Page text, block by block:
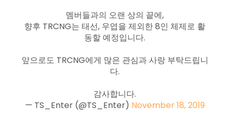
멤버들과의 오랜 상의 끝에,
향후 TRCNG는 태선, 우엽을 제외한 8인 체제로 활
동할 예정입니다.
앞으로도 TRCNG에게 많은 관심과 사랑 부탁드립니
다.
감사합니다.
— TS_Enter (@TS_Enter) November 18, 2019